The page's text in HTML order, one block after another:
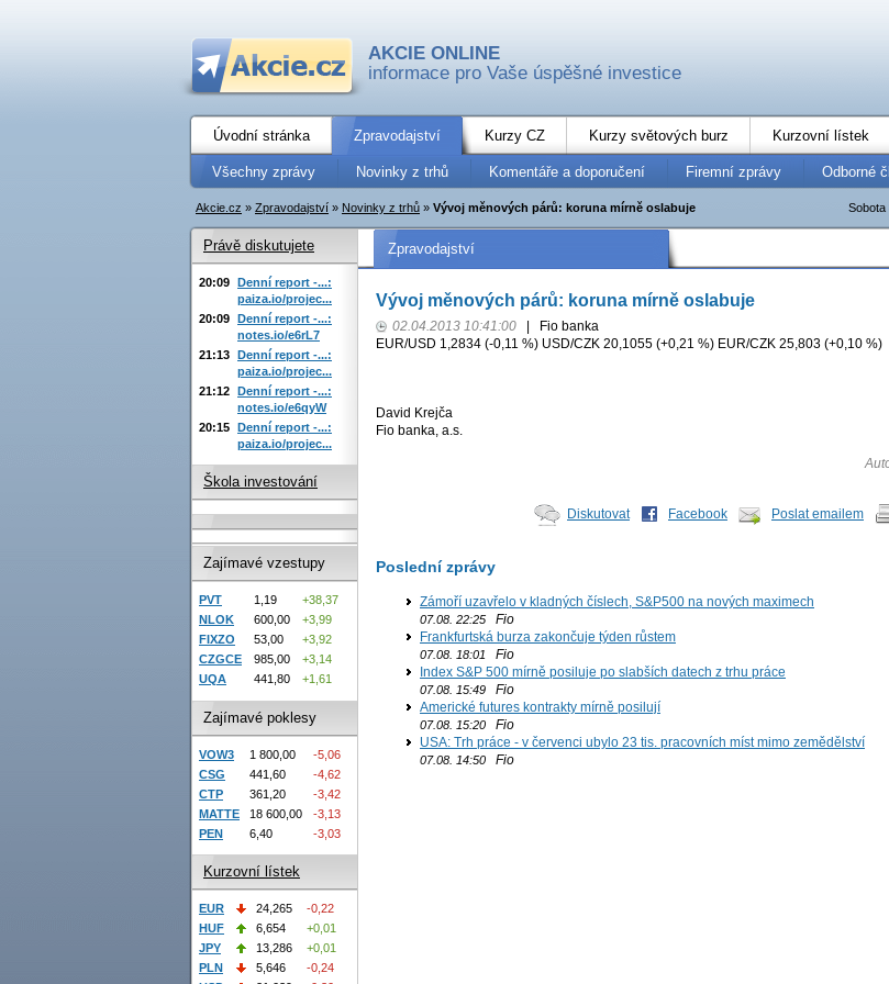
AKCIE ONLINE
informace pro Vaše úspěšné investice
Úvodní stránka Zpravodajství Kurzy CZ Kurzy světových burz Kurzovní lístek
Všechny zprávy Novinky z trhů Komentáře a doporučení Firemní zprávy Odborné
Sobota
Akcie.cz » Zpravodajství » Novinky z trhů » Vývoj měnových párů: koruna mírně oslabuje
Zpravodajství
Vývoj měnových párů: koruna mírně oslabuje
02.04.2013 10:41:00
Fio banka
EUR/USD 1,2834 (-0,11 %) USD/CZK 20,1055 (+0,21 %) EUR/CZK 25,803 (+0,10 %)
David Krejča
Fio banka, a.s.
Diskutovat Facebook Poslat emailem
Poslední zprávy
Zámoří uzavřelo v kladných číslech, S&P500 na nových maximech
07.08. 22:25 Fio
Frankfurtská burza zakončuje týden růstem
07.08. 18:01
Fio
Index S&P 500 mírně posiluje po slabších datech z trhu práce
07.08. 15:49 Fio
Americké futures kontrakty mírně posilují
07.08. 15:20 Fio
USA: Trh práce - v červenci ubylo 23 tis. pracovních míst mimo zemědělství
07.08. 14:50 Fio
Právě diskutujete
20:09 Denní report -...:
paiza.io/projec...
20:09 Denní report -...:
notes.io/e6rL7
21:13 Denní report -...:
paiza.io/projec...
21:12 Denní report -...:
notes.io/e6qyW
20:15 Denní report -...:
paiza.io/projec...
Škola investování
Zajímavé vzestupy
PVT 1,19
+38,37
NLOK
600,00
+3,99
FIXZO
53,00
+3,92
CZGCE
985,00
+3,14
UQA
441,80 +1,61
Zajímavé poklesy
VOW3 1 800,00
-5,06
CSG
441,60
-4,62
CTP
361,20
-3,42
MATTE
18 600,00
-3,13
PEN
6,40 -3,03
Kurzovní lístek
EUR 24,265
-0,22
HUF
6,654
+0,01
JPY
13,286
+0,01
PLN
5,646
-0,24